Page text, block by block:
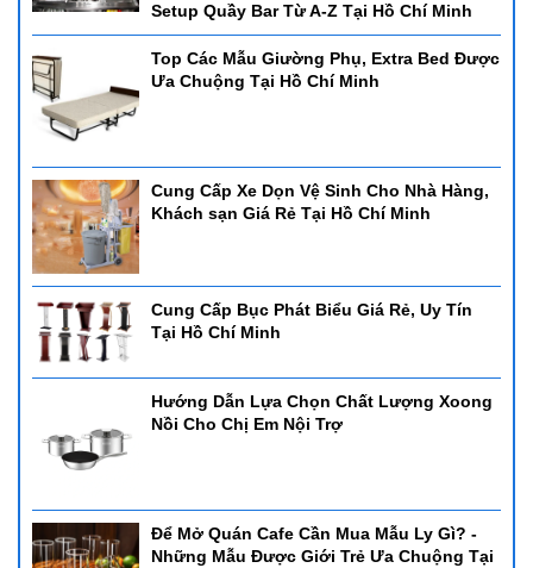
Setup Quầy Bar Từ A-Z Tại Hồ Chí Minh
Top Các Mẫu Giường Phụ, Extra Bed Được
Ưa Chuộng Tại Hồ Chí Minh
Cung Cấp Xe Dọn Vệ Sinh Cho Nhà Hàng,
Khách sạn Giá Rẻ Tại Hồ Chí Minh
Cung Cấp Bục Phát Biểu Giá Rẻ, Uy Tín
Tại Hồ Chí Minh
Hướng Dẫn Lựa Chọn Chất Lượng Xoong
Nồi Cho Chị Em Nội Trợ
Để Mở Quán Cafe Cần Mua Mẫu Ly Gì? -
Những Mẫu Được Giới Trẻ Ưa Chuộng Tại